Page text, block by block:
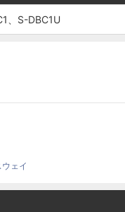
大角形2個用2P
15A・20A
、S-DBC1U
大角形2個用2P
15A・20A
、S-DBC1U
ェイ